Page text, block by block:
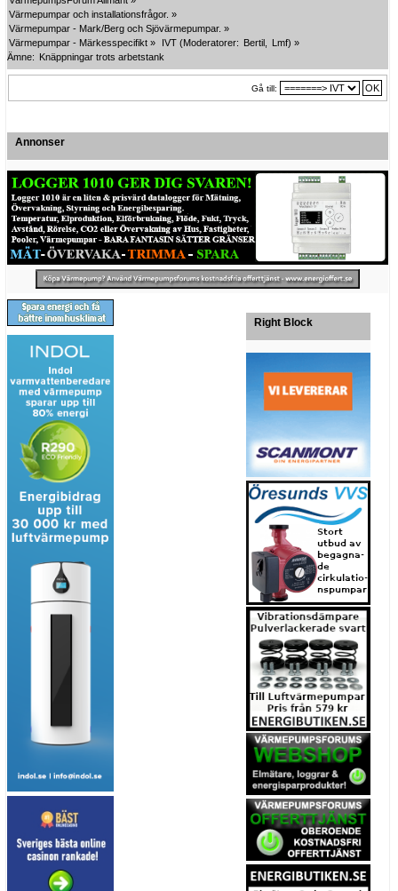
Värmepumpar och installationsfrågor. »
Värmepumpar - Mark/Berg och Sjövärmepumpar. »
Värmepumpar - Märkesspecifikt » IVT (Moderatorer: Bertil , Lmf) »
Ämne:
Knäppningar trots arbetstank
Gå till:
Annonser
Right Block